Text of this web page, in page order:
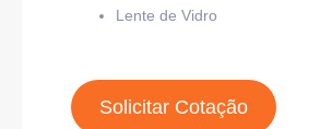
Lente de Vidro
Solicitar Cotação